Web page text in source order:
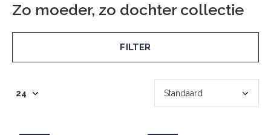
Zo moeder, zo dochter collectie
FILTER